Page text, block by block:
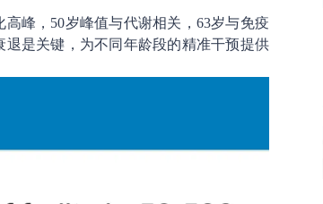
峰，50岁峰值与代谢相关，63岁与免疫
是关键，为不同年龄段的精准干预提供